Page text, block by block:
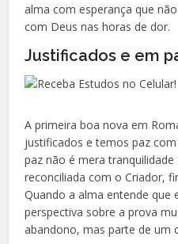
alma com esperança que
com Deus nas horas de dor.
Justificados e em
A primeira boa nova em
justificados e temos paz
paz não é mera
reconciliada com o Criador,
Quando a alma entende que
perspectiva sobre a prova
abandono, mas parte de um